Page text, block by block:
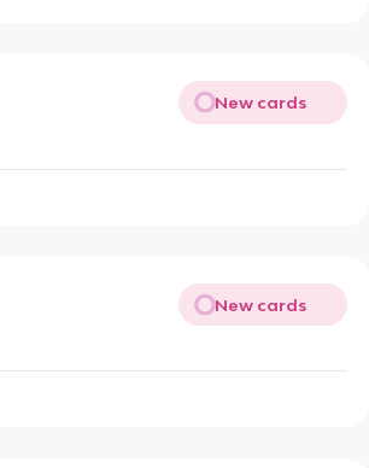
New cards
New cards